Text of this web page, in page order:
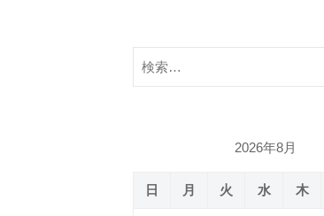
検
索:
2026年8月
日 月 火 水 木